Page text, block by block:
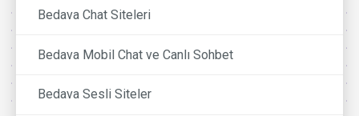
Bedava Chat Siteleri
Bedava Mobil Chat ve Canlı Sohbet
Bedava Sesli Siteler